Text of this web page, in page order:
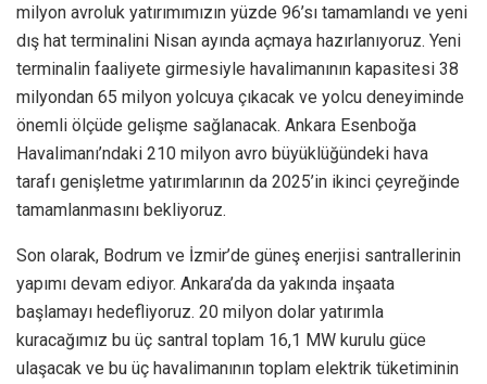
milyon avroluk yatırımımızın yüzde 96’sı tamamlandı ve yeni
dış hat terminalini Nisan ayında açmaya hazırlanıyoruz. Yeni
terminalin faaliyete girmesiyle havalimanının kapasitesi 38
milyondan 65 milyon yolcuya çıkacak ve yolcu deneyiminde
önemli ölçüde gelişme sağlanacak. Ankara Esenboğa
Havalimanı’ndaki 210 milyon avro büyüklüğündeki hava
tarafı genişletme yatırımlarının da 2025’in ikinci çeyreğinde
tamamlanmasını bekliyoruz.
Son olarak, Bodrum ve İzmir’de güneş enerjisi santrallerinin
yapımı devam ediyor. Ankara’da da yakında inşaata
başlamayı hedefliyoruz. 20 milyon dolar yatırımla
kuracağımız bu üç santral toplam 16,1 MW kurulu güce
ulaşacak ve bu üç havalimanının toplam elektrik tüketiminin